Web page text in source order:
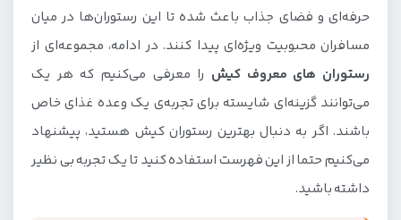
بهترین رستوران های دریایی کیش
1. رستوران هواری کیش
4. رستوران شیشه ای کیش
5. رستوران نهنگ سفید کیش
حرفه‌ای و فضای جذاب باعث شده تا این رستوران‌ها در میان
مسافران محبوبیت ویژه‌ای پیدا کنند. در ادامه، مجموعه‌ای از
رستوران های معروف کیش را معرفی می‌کنیم که هر یک
می‌توانند گزینه‌ای شایسته برای تجربه‌ی یک وعده غذای خاص
باشند. اگر به دنبال بهترین رستوران کیش هستید، پیشنهاد
می‌کنیم حتما از این فهرست استفاده کنید تا یک تجربه بی نظیر
داشته باشید.